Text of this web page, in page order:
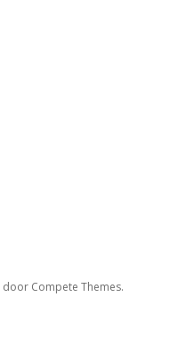
door Compete Themes.